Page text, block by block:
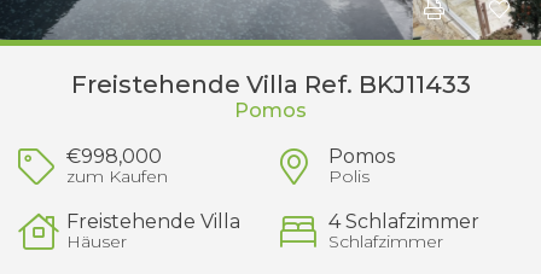
Freistehende Villa Ref. BKJ11433
Pomos
€998,000
zum Kaufen
Pomos
Polis
Freistehende Villa
Häuser
4 Schlafzimmer
Schlafzimmer